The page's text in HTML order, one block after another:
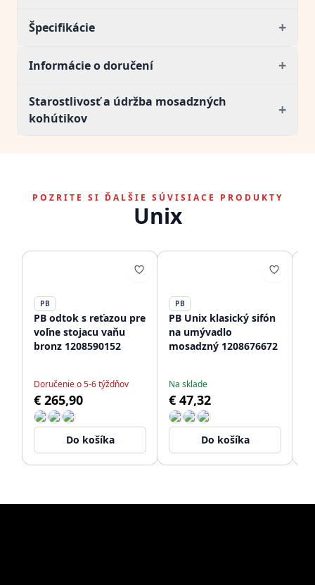
Špecifikácie +
Informácie o doručení +
Starostlivosť a údržba mosadzných
kohútikov
+
POZRITE SI ĎALŠIE SÚVISIACE PRODUKTY
Unix
PB
PB odtok s reťazou pre
voľne stojacu vaňu
bronz 1208590152
Doručenie o 5-6 týždňov
€ 265,90
Do košíka
PB
PB Unix klasický sifón
na umývadlo
mosadzný 1208676672
Na sklade
€ 47,32
Do košíka